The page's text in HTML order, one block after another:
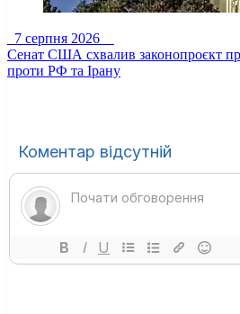
7 серпня 2026
Сенат США схвалив законопроєкт
проти РФ та Ірану